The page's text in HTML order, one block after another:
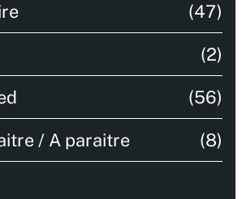
(47)
(2)
(56)
/ A paraitre (8)